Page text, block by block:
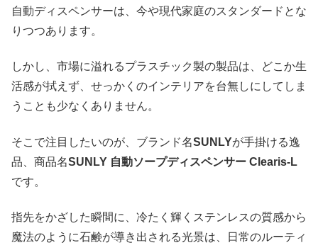
自動ディスペンサーは、今や現代家庭のスタンダードとな
りつつあります。
しかし、市場に溢れるプラスチック製の製品は、どこか生
活感が拭えず、せっかくのインテリアを台無しにしてしま
うことも少なくありません。
そこで注目したいのが、ブランド名SUNLYが手掛ける逸
品、商品名SUNLY 自動ソープディスペンサー Clearis-L
です。
指先をかざした瞬間に、冷たく輝くステンレスの質感から
魔法のように石鹸が導き出される光景は、日常のルーティ